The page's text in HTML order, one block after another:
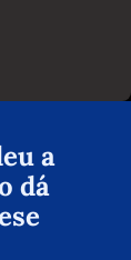
a
dá